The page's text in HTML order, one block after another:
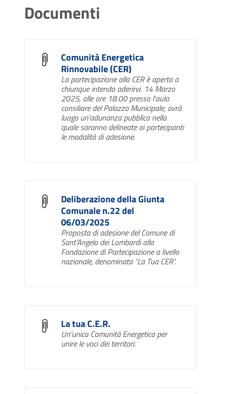
Documenti
Comunità Energetica
Rinnovabile (CER)
La partecipazione alla CER è aperta a
chiunque intenda aderirvi. 14 Marzo
2025, alle ore 18.00 presso l’aula
consiliare del Palazzo Municipale, avrà
luogo un’adunanza pubblica nella
quale saranno delineate ai partecipanti
le modalità di adesione.
Deliberazione della Giunta
Comunale n.22 del
06/03/2025
Proposta di adesione del Comune di
Sant'Angelo dei Lombardi alla
Fondazione di Partecipazione a livello
nazionale, denominata "La Tua CER".
La tua C.E.R.
Un’unica Comunità Energetica per
unire le voci dei territori.